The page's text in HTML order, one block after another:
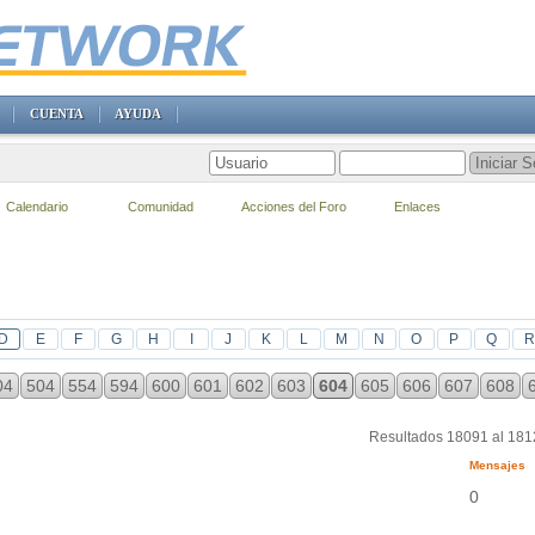
D E F G H J K L M N O P Q R
504 554 594 600 601 602 603 604 605 606 607 608
Resultados 18091 al
Mensajes
0
CUENTA AYUDA
Calendario Comunidad Acciones del Foro Enlaces